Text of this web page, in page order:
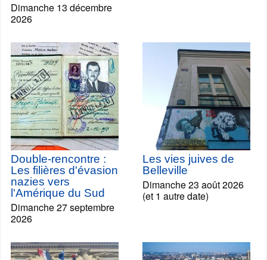
Dimanche 13 décembre
2026
Double-rencontre :
Les filières d'évasion
nazies vers
l'Amérique du Sud
Dimanche 27 septembre
2026
Les vies juives de
Belleville
Dimanche 23 août 2026
(et 1 autre date)